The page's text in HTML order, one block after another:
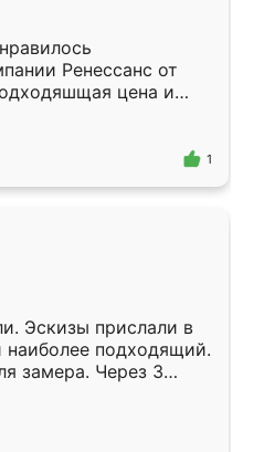
Ренессанс от
цена и
Приехавший
Владислав
самый
1
Эскизы прислали в
подходящий.
замера. Через 3
готова. Остались
Ренессанс
работу!